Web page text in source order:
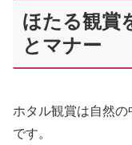
ほたる観賞
とマナー
ホタル観賞は自然
です。